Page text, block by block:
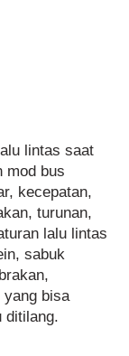
lintas saat
mod bus
kecepatan,
turunan,
lalu lintas
sabuk
yang bisa
ditilang.